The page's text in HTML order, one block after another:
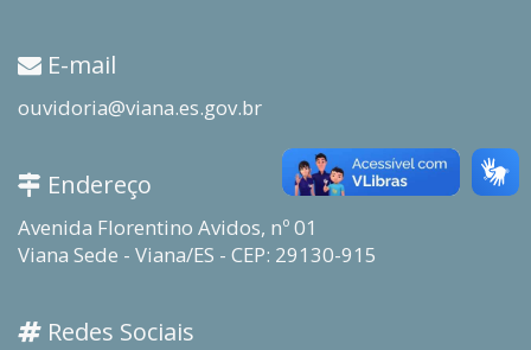
E-mail
ouvidoria@viana.es.gov.br
Endereço
Avenida Florentino Avidos, nº 01
Viana Sede - Viana/ES - CEP: 29130-915
Redes Sociais